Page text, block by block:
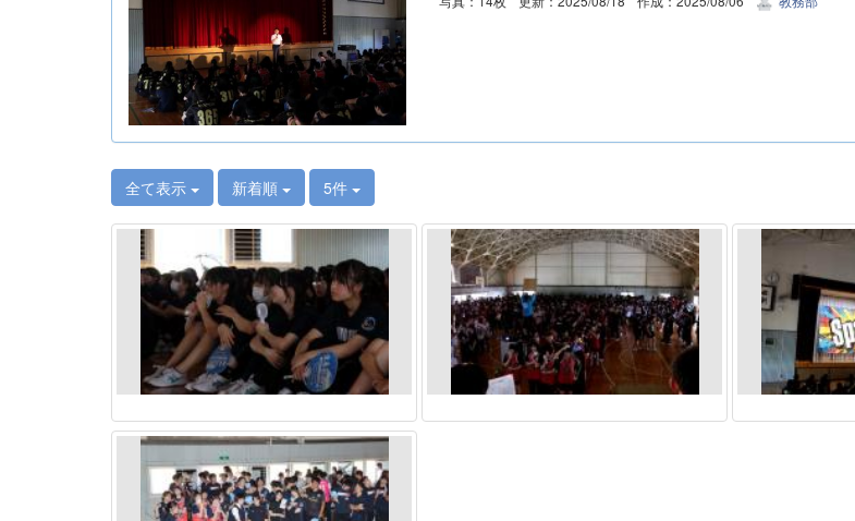
全て表示 新着順 5件